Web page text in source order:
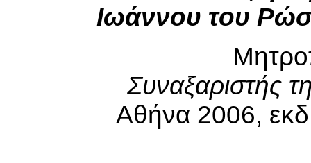
Ιωάννου του
Συναξαριστής
Αθήνα 2006,